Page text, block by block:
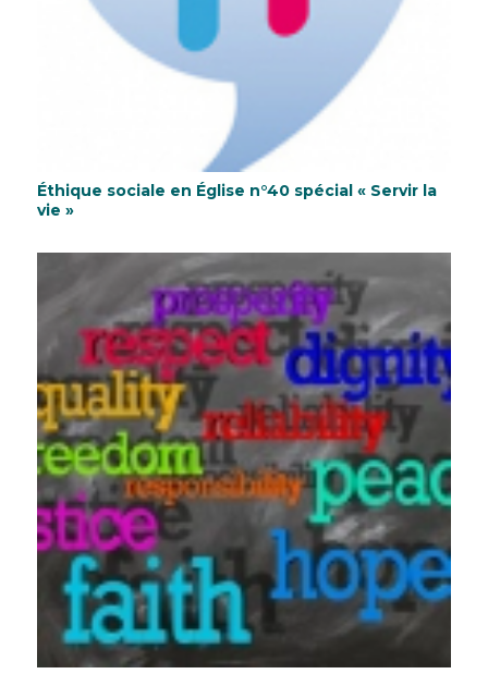
Éthique sociale en Église n°40 spécial « Servir la
vie »